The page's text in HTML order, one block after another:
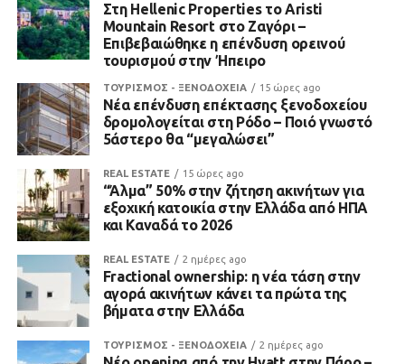
Στη Hellenic Properties το Aristi
Mountain Resort στο Ζαγόρι –
Επιβεβαιώθηκε η επένδυση ορεινού
τουρισμού στην Ήπειρο
ΤΟΥΡΙΣΜΟΣ - ΞΕΝΟΔΟΧΕΙΑ 15 ώρες ago
Νέα επένδυση επέκτασης ξενοδοχείου
δρομολογείται στη Ρόδο – Ποιό γνωστό
5άστερο θα “μεγαλώσει”
REAL ESTATE 15 ώρες ago
“Άλμα” 50% στην ζήτηση ακινήτων για
εξοχική κατοικία στην Ελλάδα από ΗΠΑ
και Καναδά το 2026
REAL ESTATE 2 ημέρες ago
Fractional ownership: η νέα τάση στην
αγορά ακινήτων κάνει τα πρώτα της
βήματα στην Ελλάδα
ΤΟΥΡΙΣΜΟΣ - ΞΕΝΟΔΟΧΕΙΑ 2 ημέρες ago